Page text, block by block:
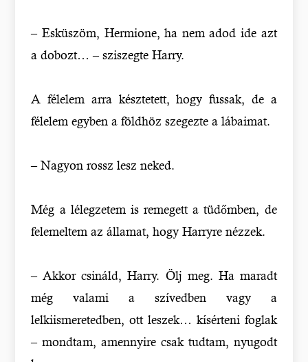
– Esküszöm, Hermione, ha nem adod ide azt
a dobozt… – sziszegte Harry.
A félelem arra késztetett, hogy fussak, de a
félelem egyben a földhöz szegezte a lábaimat.
– Nagyon rossz lesz neked.
Még a lélegzetem is remegett a tüdőmben, de
felemeltem az államat, hogy Harryre nézzek.
– Akkor csináld, Harry. Ölj meg. Ha maradt
még valami a szívedben vagy a
lelkiismeretedben, ott leszek… kísérteni foglak
– mondtam, amennyire csak tudtam, nyugodt